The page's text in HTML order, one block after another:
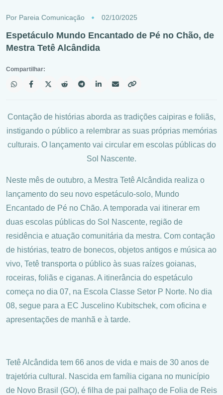
Por Pareia Comunicação 02/10/2025
Espetáculo Mundo Encantado de Pé no Chão, de
Mestra Tetê Alcândida
Compartilhar:
Contação de histórias aborda as tradições caipiras e foliãs,
instigando o público a relembrar as suas próprias memórias
culturais. O lançamento vai circular em escolas públicas do
Sol Nascente.
Neste mês de outubro, a Mestra Tetê Alcândida realiza o
lançamento do seu novo espetáculo-solo, Mundo
Encantado de Pé no Chão. A temporada vai itinerar em
duas escolas públicas do Sol Nascente, região de
residência e atuação comunitária da mestra. Com contação
de histórias, teatro de bonecos, objetos antigos e música ao
vivo, Tetê transporta o público às suas raízes goianas,
roceiras, foliãs e ciganas. A itinerância do espetáculo
começa no dia 07, na Escola Classe Setor P Norte. No dia
08, segue para a EC Juscelino Kubitschek, com oficina e
apresentações de manhã e à tarde.
Tetê Alcândida tem 66 anos de vida e mais de 30 anos de
trajetória cultural. Nascida em família cigana no município
de Novo Brasil (GO), é filha de pai palhaço de Folia de Reis